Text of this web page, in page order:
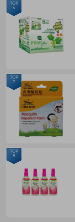
TOP
6
TOP
7
TOP
8